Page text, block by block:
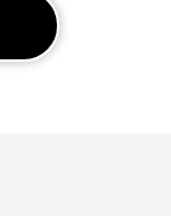
ださい。
合がございま